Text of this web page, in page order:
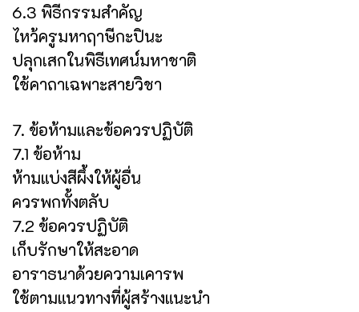
6.3 พิธีกรรมสำคัญ
ไหว้ครูมหาฤาษีกะปินะ
ปลุกเสกในพิธีเทศน์มหาชาติ
ใช้คาถาเฉพาะสายวิชา
7. ข้อห้ามและข้อควรปฏิบัติ
7.1 ข้อห้าม
ห้ามแบ่งสีผึ้งให้ผู้อื่น
ควรพกทั้งตลับ
7.2 ข้อควรปฏิบัติ
เก็บรักษาให้สะอาด
อาราธนาด้วยความเคารพ
ใช้ตามแนวทางที่ผู้สร้างแนะนำ